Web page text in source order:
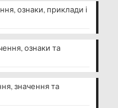
ознаки, приклади і
ознаки та
значення та